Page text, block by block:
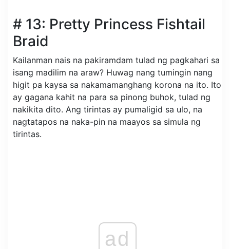
# 13: Pretty Princess Fishtail
Braid
Kailanman nais na pakiramdam tulad ng pagkahari sa
isang madilim na araw? Huwag nang tumingin nang
higit pa kaysa sa nakamamanghang korona na ito. Ito
ay gagana kahit na para sa pinong buhok, tulad ng
nakikita dito. Ang tirintas ay pumaligid sa ulo, na
nagtatapos na naka-pin na maayos sa simula ng
tirintas.
ad